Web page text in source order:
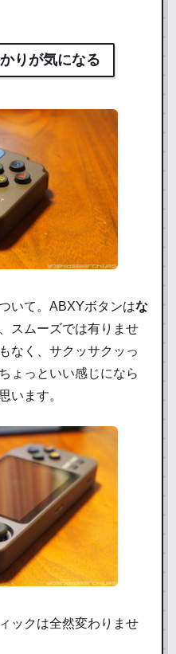
りが気になる
いて。ABXYボタンはな
スムーズでは有りませ
なく、サクッサクッっ
ょっといい感じになら
います。
ックは全然変わりませ